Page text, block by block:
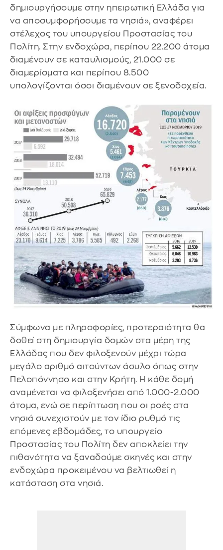
δημιουργήσουμε στην ηπειρωτική Ελλάδα για
να αποσυμφορήσουμε τα νησιά», αναφέρει
στέλεχος του υπουργείου Προστασίας του
Πολίτη. Στην ενδοχώρα, περίπου 22.200 άτομα
διαμένουν σε καταυλισμούς, 21.000 σε
διαμερίσματα και περίπου 8.500
υπολογίζονται όσοι διαμένουν σε ξενοδοχεία.
Σύμφωνα με πληροφορίες, προτεραιότητα θα
δοθεί στη δημιουργία δομών στα μέρη της
Ελλάδας που δεν φιλοξενούν μέχρι τώρα
μεγάλο αριθμό αιτούντων άσυλο όπως στην
Πελοπόννησο και στην Κρήτη. Η κάθε δομή
αναμένεται να φιλοξενήσει από 1.000-2.000
άτομα, ενώ σε περίπτωση που οι ροές στα
νησιά συνεχιστούν με τον ίδιο ρυθμό τις
επόμενες εβδομάδες, το υπουργείο
Προστασίας του Πολίτη δεν αποκλείει την
πιθανότητα να ξαναδούμε σκηνές και στην
ενδοχώρα προκειμένου να βελτιωθεί η
κατάσταση στα νησιά.